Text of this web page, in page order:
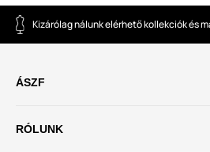
Kizárólag nálunk elérhető kollekciók és
ÁSZF
RÓLUNK